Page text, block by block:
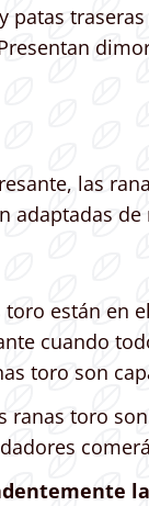
las
toro están en
cuando
toro son
ranas toro